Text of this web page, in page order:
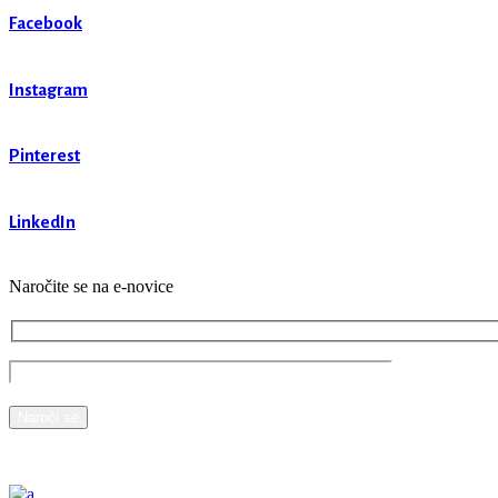
Facebook
Instagram
Pinterest
LinkedIn
Naročite se na e-novice